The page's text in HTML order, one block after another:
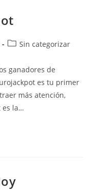
Categoría
entrada:
Sin categorizar
ganadores de
es tu primer
más atención,
es la…